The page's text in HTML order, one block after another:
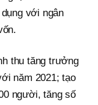
với ngân
thu tăng trưởng
năm 2021; tạo
người, tăng số